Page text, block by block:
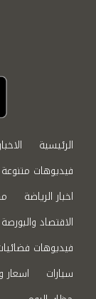
الرئيسية
فيديوهات متنوعة
اخبار الرياضة
الاقتصاد والبورصة
فيديوهات
سيارات